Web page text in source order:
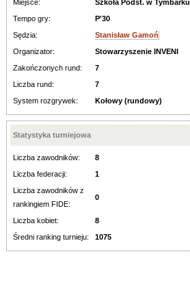
Miejsce:
Szkoła Podst. w Tymbarku
Tempo gry:
P'30
Sędzia:
Stanisław Gamoń
Organizator:
Stowarzyszenie INVENI
Zakończonych rund:
7
Liczba rund:
7
System rozgrywek:
Kołowy (rundowy)
Statystyka turniejowa
Liczba zawodników:
8
Liczba federacji:
1
Liczba zawodników z
rankingiem FIDE:
0
Liczba kobiet:
8
Średni ranking turnieju:
1075